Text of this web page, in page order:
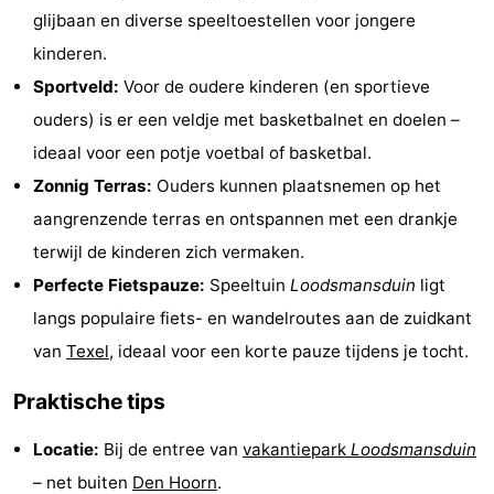
Bosch
Zee
Vlijt
Hoeve
Zeezicht
Strandhuys
Strandplevier
Bed
breakfasts)
Campings
Hotels
Vakantiehuizen
glijbaan en diverse speeltoestellen voor jongere
kinderen.
Sportveld: Voor de oudere kinderen (en sportieve
ouders) is er een veldje met basketbalnet en doelen –
ideaal voor een potje voetbal of basketbal.
Zonnig Terras: Ouders kunnen plaatsnemen op het
aangrenzende terras en ontspannen met een drankje
terwijl de kinderen zich vermaken.
Perfecte Fietspauze: Speeltuin Loodsmansduin ligt
langs populaire fiets- en wandelroutes aan de zuidkant
van Texel, ideaal voor een korte pauze tijdens je tocht.
Praktische tips
Locatie: Bij de entree van vakantiepark Loodsmansduin
– net buiten Den Hoorn.